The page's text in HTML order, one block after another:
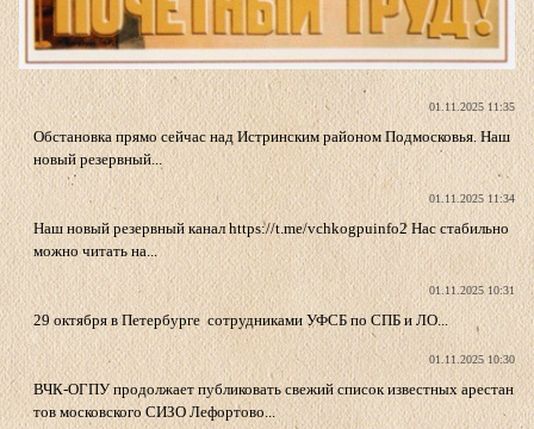
01.11.2025 11:35
Обстановка прямо сейчас над Истринским районом Подмосковья. Наш
новый резервный...
01.11.2025 11:34
Наш новый резервный канал https://t.me/vchkogpuinfo2 Нас стабильно
можно читать на...
01.11.2025 10:31
29 октября в Петербурге сотрудниками УФСБ по СПБ и ЛО...
01.11.2025 10:30
ВЧК-ОГПУ продолжает публиковать свежий список известных арестан
тов московского СИЗО Лефортово...